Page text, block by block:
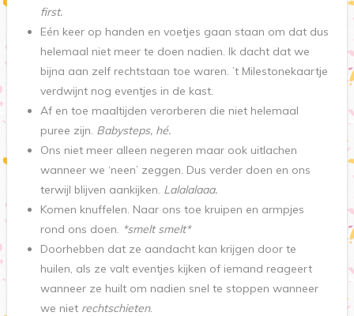
first.
Eén keer op handen en voetjes gaan staan om dat dus
helemaal niet meer te doen nadien. Ik dacht dat we
bijna aan zelf rechtstaan toe waren. ’t Milestonekaartje
verdwijnt nog eventjes in de kast.
Af en toe maaltijden verorberen die niet helemaal
puree zijn. Babysteps, hé.
Ons niet meer alleen negeren maar ook uitlachen
wanneer we ‘neen’ zeggen. Dus verder doen en ons
terwijl blijven aankijken. Lalalalaaa.
Komen knuffelen. Naar ons toe kruipen en armpjes
rond ons doen. *smelt smelt*
Doorhebben dat ze aandacht kan krijgen door te
huilen, als ze valt eventjes kijken of iemand reageert
wanneer ze huilt om nadien snel te stoppen wanneer
we niet rechtschieten.